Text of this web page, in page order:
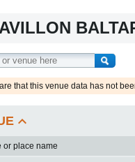
that this venue data has not
keyboard_arrow_up
or place name